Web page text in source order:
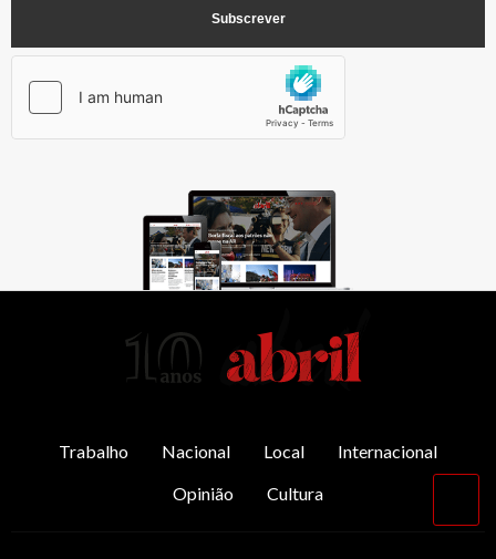
Trabalho Nacional Local
Internacional
Opinião
Cultura